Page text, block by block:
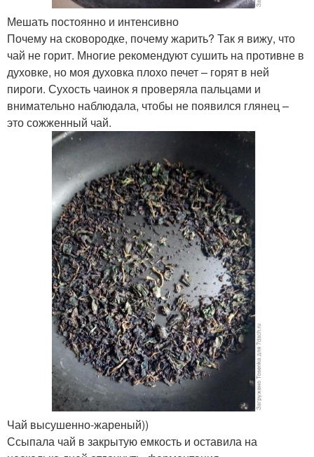
Мешать постоянно и интенсивно
Почему на сковородке, почему жарить? Так я вижу, что
чай не горит. Многие рекомендуют сушить на противне в
духовке, но моя духовка плохо печет – горят в ней
пироги. Сухость чаинок я проверяла пальцами и
внимательно наблюдала, чтобы не появился глянец –
это сожженный чай.
Чай высушенно-жареный))
Ссыпала чай в закрытую емкость и оставила на